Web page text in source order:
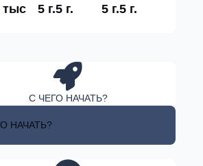
тыс 5 г.5 г. 5 г.5 г.
С ЧЕГО НАЧАТЬ?
НАЧАТЬ?